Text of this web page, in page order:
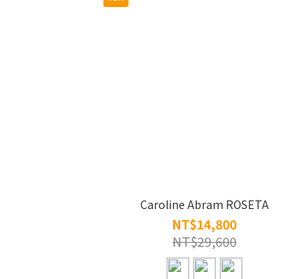
Caroline Abram ROSETA
NT$14,800
NT$29,600